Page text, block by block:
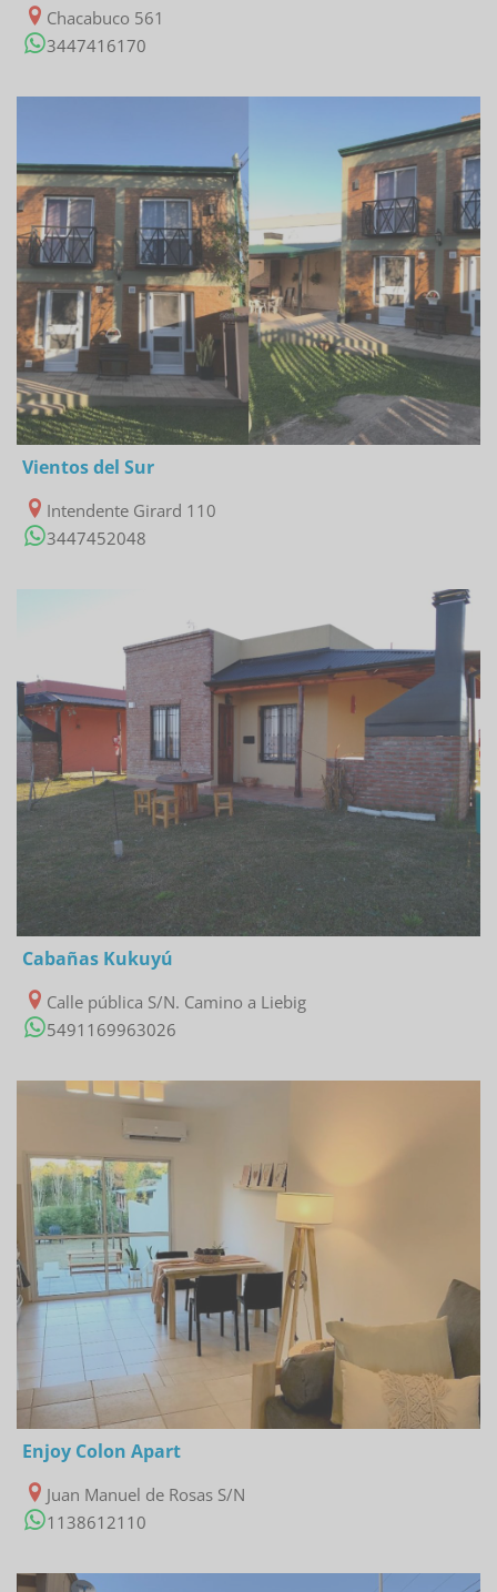
Chacabuco 561
3447416170
27/01/2023
Vientos del Sur
Intendente Girard 110
3447452048
Cabañas Kukuyú
Calle pública S/N. Camino a Liebig
5491169963026
09/01/2023
Enjoy Colon Apart
Juan Manuel de Rosas S/N
1138612110